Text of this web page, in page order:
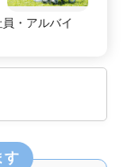
・アルバイ
す